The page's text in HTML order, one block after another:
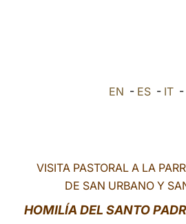
EN - ES- IT-
VISITA PASTORAL A LA
DE SAN URBANO Y
HOMILÍA DEL SANTO